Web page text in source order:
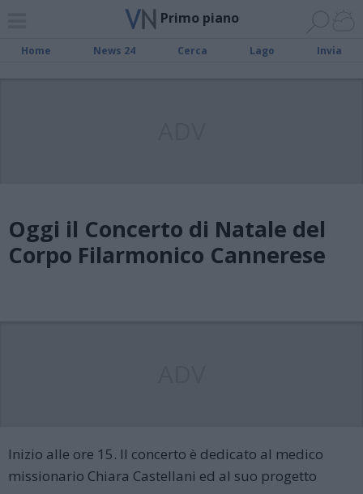
Primo piano
Home News 24 Cerca Lago Invia
Oggi il Concerto di Natale del
Corpo Filarmonico Cannerese
Inizio alle ore 15. Il concerto è dedicato al medico
missionario Chiara Castellani ed al suo progetto